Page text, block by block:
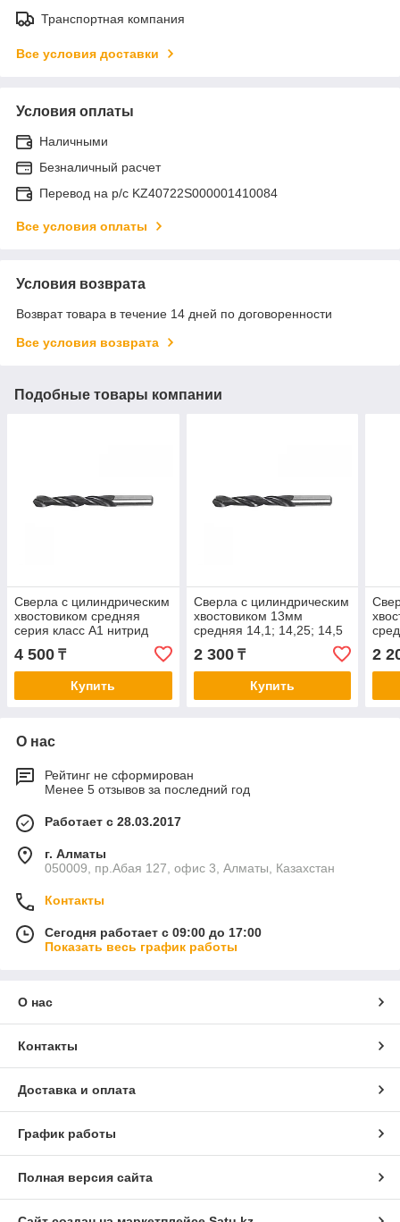
Транспортная компания
Все условия доставки
Условия оплаты
Наличными
Безналичный расчет
Перевод на р/с KZ40722S000001410084
Все условия оплаты
Условия возврата
Возврат товара в течение 14 дней по договоренности
Все условия возврата
Подобные товары компании
Сверла с цилиндрическим
хвостовиком средняя
серия класс А1 нитрид
титана с вышлифованным
профилем14
4 500 ₸
Купить
Сверла с цилиндрическим
хвостовиком 13мм
средняя 14,1; 14,25; 14,5
2 300₸
Купить
2
О нас
Рейтинг не сформирован
Менее 5 отзывов за последний год
Работает с 28.03.2017
г. Алматы
050009, пр.Абая 127, офис 3, Алматы, Казахстан
Контакты
Сегодня работает с 09:00 до 17:00
Показать весь график работы
О нас
Контакты
Доставка и оплата
График работы
Полная версия сайта